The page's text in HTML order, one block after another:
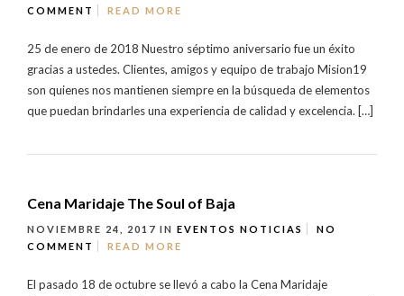
COMMENT
READ MORE
25 de enero de 2018 Nuestro séptimo aniversario fue un éxito
gracias a ustedes. Clientes, amigos y equipo de trabajo Mision19
son quienes nos mantienen siempre en la búsqueda de elementos
que puedan brindarles una experiencia de calidad y excelencia. […]
Cena Maridaje The Soul of Baja
NOVIEMBRE 24, 2017 IN EVENTOS NOTICIAS
NO
COMMENT
READ MORE
El pasado 18 de octubre se llevó a cabo la Cena Maridaje